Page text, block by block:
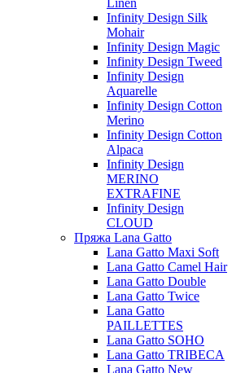
Linen
Infinity Design Silk
Mohair
Infinity Design Magic
Infinity Design Tweed
Infinity Design
Aquarelle
Infinity Design Cotton
Merino
Infinity Design Cotton
Alpaca
Infinity Design
MERINO
EXTRAFINE
Infinity Design
CLOUD
Пряжа Lana Gatto
Lana Gatto Maxi Soft
Lana Gatto Camel Hair
Lana Gatto Double
Lana Gatto Twice
Lana Gatto
PAILLETTES
Lana Gatto SOHO
Lana Gatto TRIBECA
Lana Gatto New